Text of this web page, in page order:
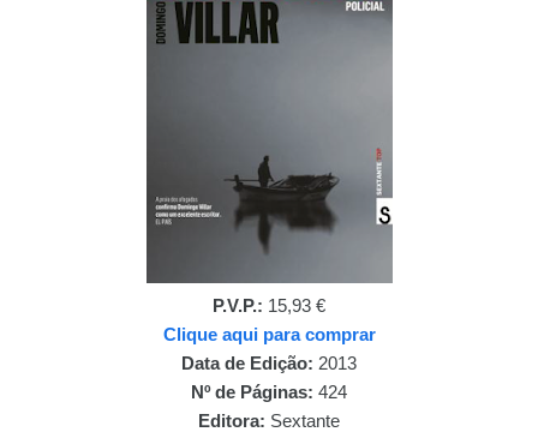
P.V.P.: 15,93 €
Clique aqui para comprar
Data de Edição: 2013
Nº de Páginas: 424
Editora: Sextante